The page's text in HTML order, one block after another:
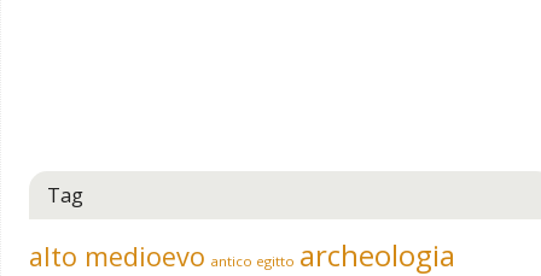
Tag
alto medioevo antico egitto archeologia